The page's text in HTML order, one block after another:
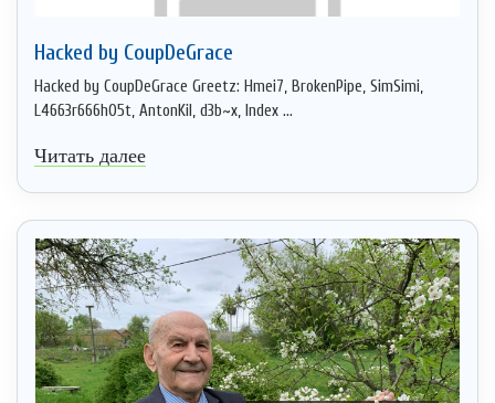
Hacked by CoupDeGrace
Hacked by CoupDeGrace Greetz: Hmei7, BrokenPipe, SimSimi,
L4663r666h05t, AntonKil, d3b~x, Index ...
Читать далее